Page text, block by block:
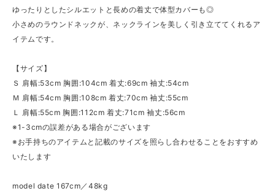
ゆったりとしたシルエットと長めの着丈で体型カバーも◎
小さめのラウンドネックが、ネックラインを美しく引き立ててくれるア
イテムです。
【サイズ】
Ｓ 肩幅:53cm 胸囲:104cm 着丈:69cm 袖丈:54cm
Ｍ 肩幅:54cm 胸囲:108cm 着丈:70cm 袖丈:55cm
Ｌ 肩幅:55cm 胸囲:112cm 着丈:71cm 袖丈:56cm
※1-3cmの誤差がある場合がございます
※お手持ちのアイテムと記載のサイズを照らし合わせることをおすすめ
いたします
model date 167cm／48kg